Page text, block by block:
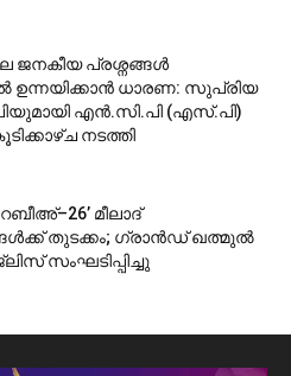
ജനകീയ പ്രശ്നങ്ങൾ
ഉന്നയിക്കാൻ ധാരണ: സുപ്രിയ
എൻ.സി.പി (എസ്.പി)
നടത്തി
മീലാദ്
തുടക്കം; ഗ്രാൻഡ് ഖത്മുൽ
സംഘടിപ്പിച്ചു